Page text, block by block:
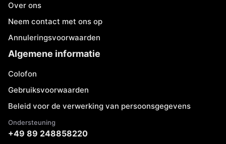
Over ons
Neem contact met ons op
Annuleringsvoorwaarden
Algemene informatie
Colofon
Gebruiksvoorwaarden
Beleid voor de verwerking van persoonsgegevens
Ondersteuning
+49 89 248858220